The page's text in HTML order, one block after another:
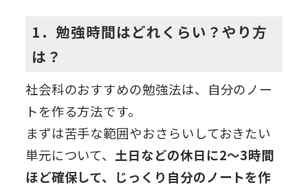
1．勉強時間はどれくらい？やり方
は？
社会科のおすすめの勉強法は、自分のノー
トを作る方法です。
まずは苦手な範囲やおさらいしておきたい
単元について、 土日などの休日に2～3時間
ほど確保して、じっくり自分のノートを作